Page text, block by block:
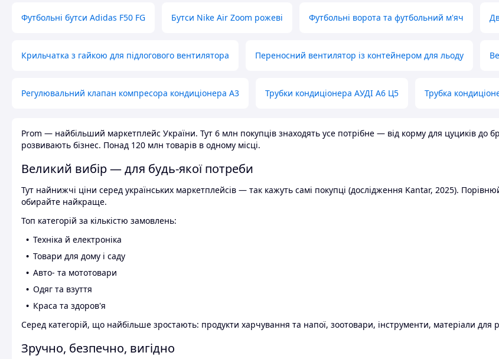
Футбольні бутси Adidas F50 FG Бутси Nike Air Zoom рожеві Футбольні ворота та футбольний м'яч
Крильчатка з гайкою для підлогового вентилятора Переносний вентилятор із контейнером для льоду
Регулювальний клапан компресора кондиціонера А3 Трубки кондиціонера АУДІ А6 Ц5 Трубка
Prom — найбільший маркетплейс України. Тут 6 млн покупців знаходять усе потрібне — від корму для цуциків до
розвивають бізнес. Понад 120 млн товарів в одному місці.
Великий вибір — для будь-якої потреби
Тут найнижчі ціни серед українських маркетплейсів — так кажуть самі покупці (дослідження Kantar, 2025).
обирайте найкраще.
Топ категорій за кількістю замовлень:
Техніка й електроніка
Товари для дому і саду
Авто- та мототовари
Одяг та взуття
Краса та здоров'я
Серед категорій, що найбільше зростають: продукти харчування та напої, зоотовари, інструменти, матеріали для
Зручно, безпечно, вигідно